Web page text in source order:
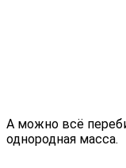
А можно всё
однородная масса.